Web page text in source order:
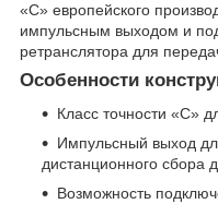
«С» европейского
импульсным выходом и
ретранслятора для
Особенности
Класс точности «С»
Импульсный выход
дистанционного сбора
Возможность